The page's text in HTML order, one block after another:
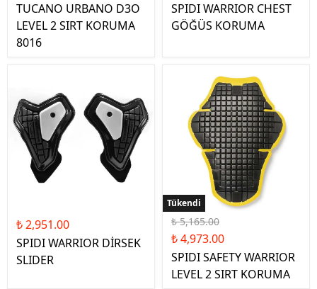
TUCANO URBANO D3O
LEVEL 2 SIRT KORUMA
8016
SPIDI WARRIOR CHEST
GÖĞÜS KORUMA
₺ 2,951.00
SPIDI WARRIOR DİRSEK
SLIDER
Tükendi
Tükendi
₺ 5,165.00
₺ 4,973.00
SPIDI SAFETY WARRIOR
LEVEL 2 SIRT KORUMA